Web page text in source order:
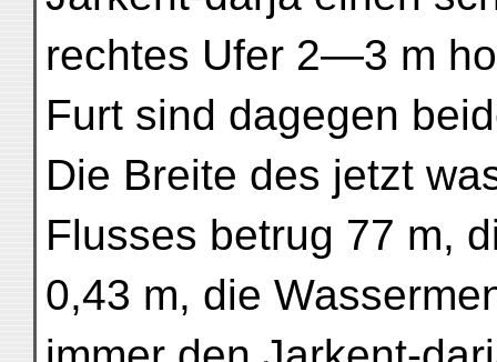
rechtes Ufer 2—3 m
Furt sind dagegen
Die Breite des jetzt
Flusses betrug 77 m,
0,43 m, die